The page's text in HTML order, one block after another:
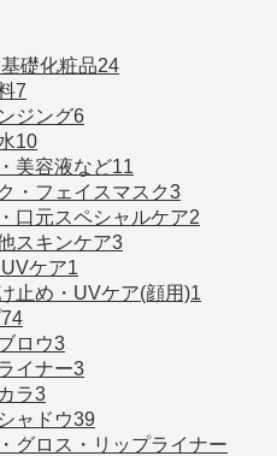
礎化粧品24
7
ジング6
10
美容液など11
・フェイスマスク3
口元スペシャルケア2
スキンケア3
ケア1
止め・UVケア(顔用)1
74
ロウ3
イナー3
ラ3
ャドウ39
グロス・リップライナー